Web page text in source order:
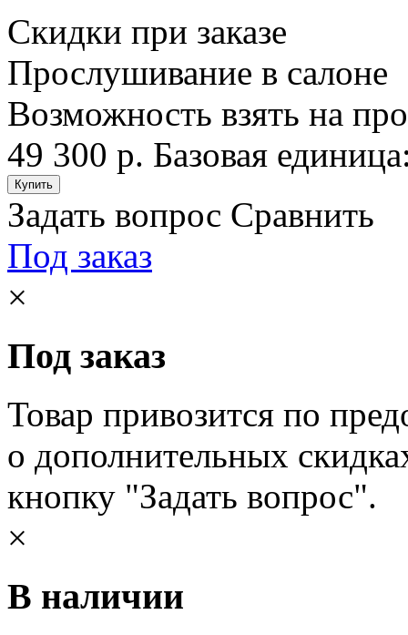
Скидки при заказе
Прослушивание в салоне
Возможность взять на
49 300 р. Базовая
Задать вопрос Сравнить
Под заказ
×
Под заказ
Товар привозится по
о дополнительных
кнопку "Задать вопрос".
×
В наличии